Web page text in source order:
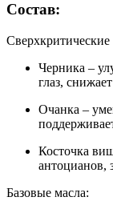
Состав:
Черника –
глаз,
Очанка –
Косточка
антоцианов,
Базовые масла: